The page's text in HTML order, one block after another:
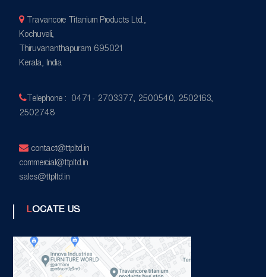
Travancore Titanium Products Ltd.,
Kochuveli,
Thiruvananthapuram 695021
Kerala, India
Telephone : 0471 - 2703377, 2500540, 2502163,
2502748
contact@ttpltd.in
commercial@ttpltd.in
sales@ttpltd.in
LOCATE US